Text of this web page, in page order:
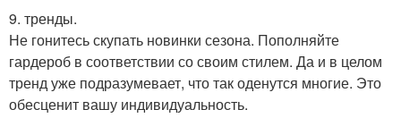
9. тренды.
Не гонитесь скупать новинки сезона. Пополняйте
гардероб в соответствии со своим стилем. Да и в целом
тренд уже подразумевает, что так оденутся многие. Это
обесценит вашу индивидуальность.